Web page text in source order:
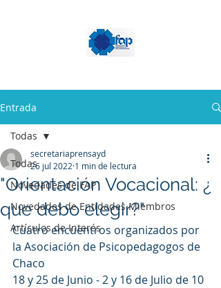
Entrada
Todas
Novedades de FAP
Novedades de Entidades Miembros
Artículos de Interés
Todas
"Orientación Vocacional: ¿
que debo elegir?"
secretariaprensayd
26 jul 2022 1 min de lectura
Cuatro encuentros organizados por
la Asociación de Psicopedagogos de
Chaco
18 y 25 de Junio - 2 y 16 de Julio de 10